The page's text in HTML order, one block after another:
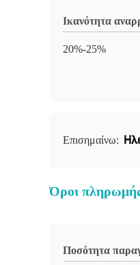
Ικανότητα
20%-25%
Επισημαίνω:
Όροι
Ποσότητα